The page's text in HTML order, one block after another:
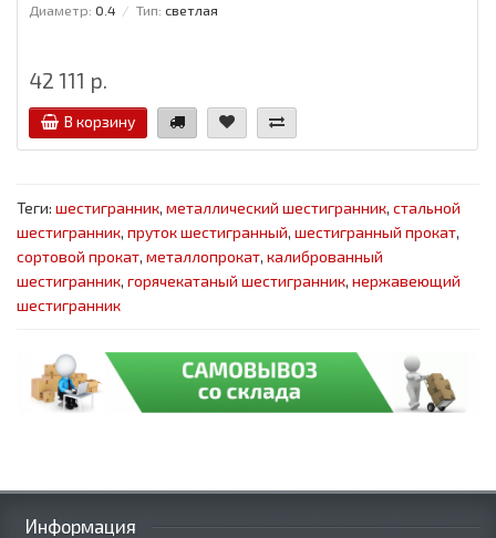
Диаметр: 0.4 Тип: светлая
42 111 р.
В корзину
Теги: шестигранник, металлический шестигранник, стальной
шестигранник, пруток шестигранный, шестигранный прокат,
сортовой прокат, металлопрокат, калиброванный
шестигранник, горячекатаный шестигранник, нержавеющий
шестигранник
Информация